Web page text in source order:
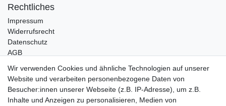
Rechtliches
Impressum
Widerrufsrecht
Datenschutz
AGB
Bleibt Sie auf dem Laufenden ...
E-MAIL **
Newsletter
Honig
Wir verwenden Cookies und ähnliche Technologien auf unserer
Website und verarbeiten personenbezogene Daten von
Besucher:innen unserer Webseite (z.B. IP-Adresse), um z.B.
Inhalte und Anzeigen zu personalisieren, Medien von